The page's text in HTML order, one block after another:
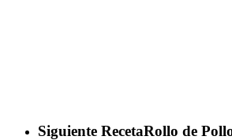
Siguiente RecetaRollo de